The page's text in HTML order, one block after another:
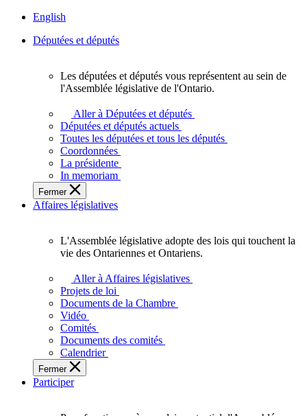
English
Députées et députés
députés
vous
représentent
sein
de
l'Assemblée
législative
l'Ontario.
Les députées et députés vous représentent au sein de
l'Assemblée législative de l'Ontario.
Aller à Députées et députés
Députées et députés actuels
Toutes les députées et tous les députés
Coordonnées
La présidente
In memoriam
Fermer
Affaires législatives
L'Assemblée
adopte
touchent
des
Ontariennes
et
L'Assemblée législative adopte des lois qui touchent la
vie des Ontariennes et Ontariens.
Aller à Affaires législatives
Projets de loi
Documents de la Chambre
Vidéo
Comités
Documents des comités
Calendrier
Fermer
Participer